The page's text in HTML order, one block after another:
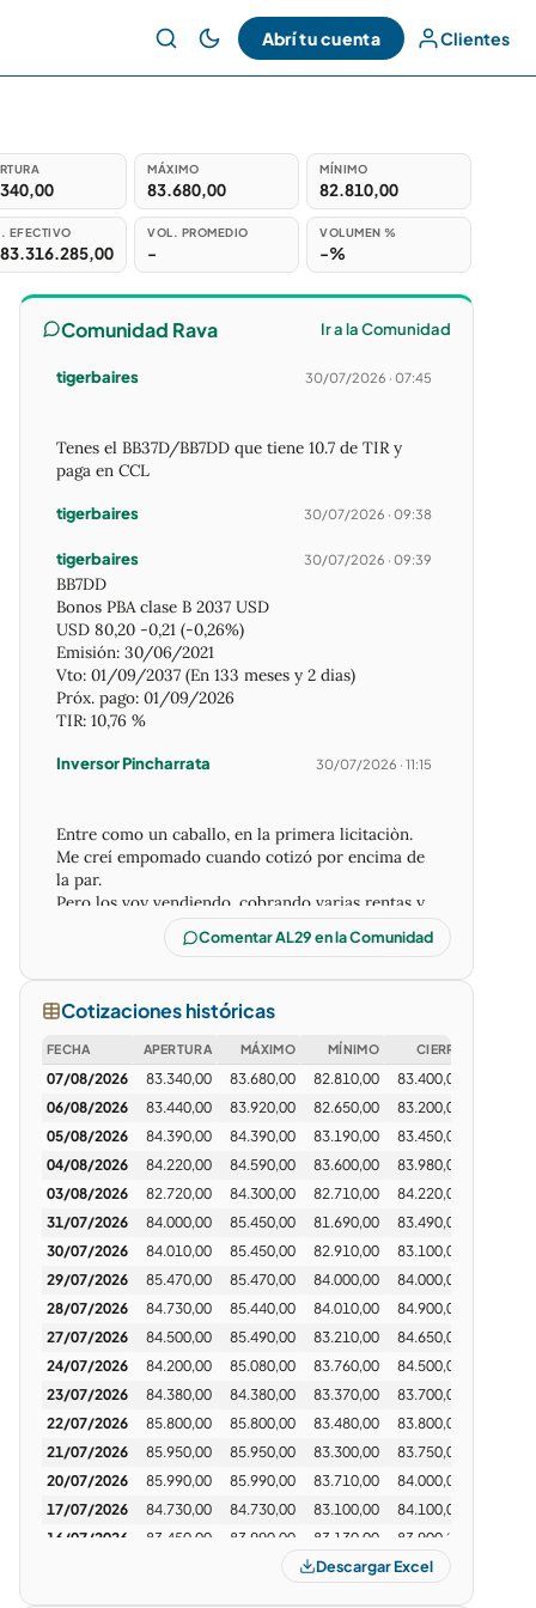
Abrí tu cuenta Clientes
MÁXIMO
83.680,00
MÍNIMO
82.810,00
EFECTIVO VOL. PROMEDIO
-
VOLUMEN %
-%
Comunidad Rava Ir a la Comunidad
tigerbaires 30/07/2026 · 07:45
Tenes el BB37D/BB7DD que tiene 10.7 de TIR y
paga en CCL
tigerbaires 30/07/2026 · 09:38
tigerbaires 30/07/2026 · 09:39
BB7DD
Bonos PBA clase B 2037 USD
USD 80,20 -0,21 (-0,26%)
Emisión: 30/06/2021
Vto: 01/09/2037 (En 133 meses y 2 dias)
Próx. pago: 01/09/2026
TIR: 10,76 %
Inversor Pincharrata 30/07/2026 · 11:15
Entre como un caballo, en la primera licitaciòn.
Me creí empomado cuando cotizó por encima de
la par.
Pero los voy vendiendo, cobrando varias rentas y
Pero la Tir es ridícula. Pero vence en 15 meses.
No son comparables 100%, ao29 lo podés
comparar con an29 o de última, ao28. Para
cuando devuelva capital ao29, al29 te devolvió
cuatro pagos de 10 dólares cada uno...
Inversor Pincharrata 31/07/2026 · 12:00
A esta altura parece màs una letra o plazo fijo.
Con esa mirada no está mal, salvo por los gastos y
comisiones.
Pero si ya lo tenes.
Buenas!! Que recomiendan de renta fija dual
TXMJ8 o TMVE8? Gracias!
ironhide 04/08/2026 · 11:51
No es titulos publico pero si renta fija,
Mañana licita ypf nuevamente mas serie43 pero
propone integrar con serie 35 y 41 (las dos bullet
enero y febrero 2027) la 43 es 2030, que dicen?
andaran viendo que no llegan con los verdes a 6
Comentar AL29 en la Comunidad
Cotizaciones históricas
FECHA APERTURA MÁXIMO MÍNIMO CIERRE
07/08/2026 83.340,00 83.680,00 82.810,00 83.400,00
06/08/2026
83.440,00 83.920,00 82.650,00 83.200,00
05/08/2026
84.390,00 84.390,00 83.190,00 83.450,00
04/08/2026
84.220,00 84.590,00 83.600,00 83.980,00
03/08/2026
82.720,00 84.300,00 82.710,00 84.220,00
31/07/2026
84.000,00 85.450,00 81.690,00 83.490,00
30/07/2026
84.010,00 85.450,00 82.910,00 83.100,00
29/07/2026
85.470,00 85.470,00 84.000,00 84.000,00
28/07/2026
84.730,00 85.440,00 84.010,00 84.900,00
27/07/2026
84.500,00 85.490,00 83.210,00 84.650,00
24/07/2026
84.200,00 85.080,00 83.760,00 84.500,00
23/07/2026
84.380,00 84.380,00 83.370,00 83.700,00
22/07/2026
85.800,00 85.800,00 83.480,00 83.800,00
21/07/2026
85.950,00 85.950,00 83.300,00 83.750,00
20/07/2026
85.990,00 85.990,00 83.710,00 84.000,00
17/07/2026
84.730,00 84.730,00 83.100,00 84.100,00
16/07/2026
83.450,00 83.990,00 83.130,00 83.900,00
82.260,00 83.450,00
Descargar Excel